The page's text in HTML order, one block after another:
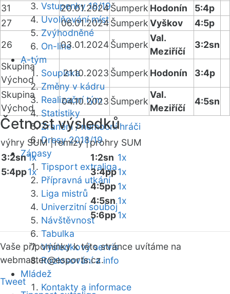
Vstupenky 18/19
Uvolňování míst
Zvýhodněné
On-line
A-tým
Soupiska
Změny v kádru
Realizační tým
Statistiky
Zranění / nemocní hráči
Dresy 2018/19
Zápasy
Tipsport extraliga
Přípravná utkání
Liga mistrů
Univerzitní souboj
Návštěvnost
Tabulka
Výsledkový servis
Rozlosování a info
Mládež
Kontakty a informace
31
20.01.2024Šumperk Hodonín
5:4p
27
06.01.2024ŠumperkVyškov
4:5p
26
03.01.2024Šumperk
Val.
Meziříčí
3:2sn
Skupina
Východ
21.10.2023 Šumperk Hodonín
3:4p
Skupina
Východ
04.10.2023 Šumperk
Val.
Meziříčí
4:5sn
Četnost výsledků
výhry SUM |remízy |prohry SUM
3:2sn1x
5:4pp1x
1:2sn 1x
3:4pp1x
4:5pp1x
4:5sn 1x
5:6pp1x
Vaše připomínky k této stránce uvítáme na
webmaster@esports.cz.
Tweet